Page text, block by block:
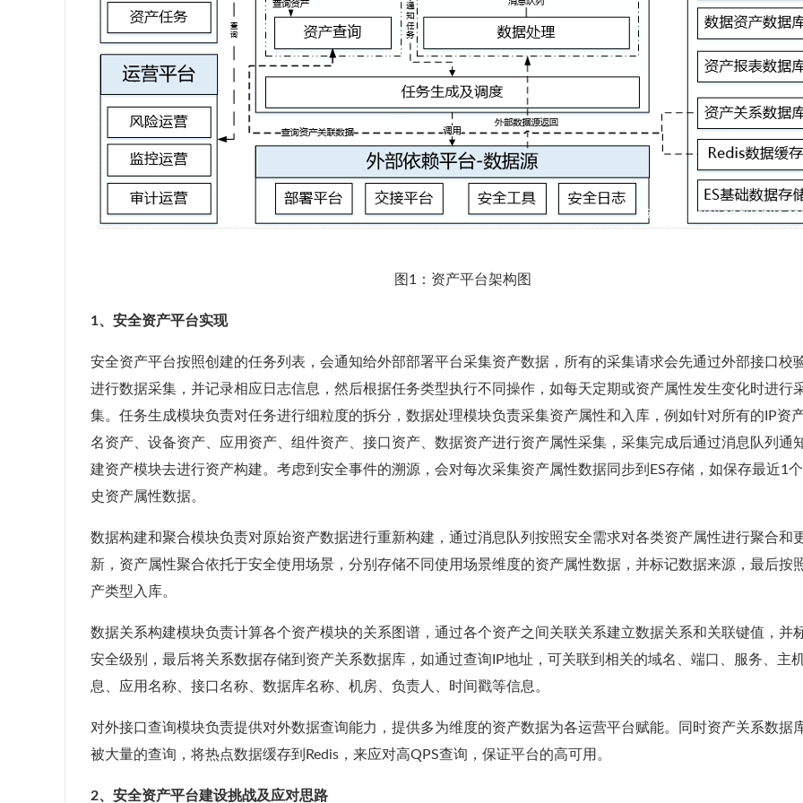
图1：资产平台架构图
1、安全资产平台实现
安全资产平台按照创建的任务列表，会通知给外部部署平台采集资产数据，所有的采集请求会先通过外部接口校
进行数据采集，并记录相应日志信息，然后根据任务类型执行不同操作，如每天定期或资产属性发生变化时进行
集。任务生成模块负责对任务进行细粒度的拆分，数据处理模块负责采集资产属性和入库，例如针对所有的IP资
名资产、设备资产、应用资产、组件资产、接口资产、数据资产进行资产属性采集，采集完成后通过消息队列通
建资产模块去进行资产构建。考虑到安全事件的溯源，会对每次采集资产属性数据同步到ES存储，如保存最近1
史资产属性数据。
数据构建和聚合模块负责对原始资产数据进行重新构建，通过消息队列按照安全需求对各类资产属性进行聚合和
新，资产属性聚合依托于安全使用场景，分别存储不同使用场景维度的资产属性数据，并标记数据来源，最后按
产类型入库。
数据关系构建模块负责计算各个资产模块的关系图谱，通过各个资产之间关联关系建立数据关系和关联键值，并
安全级别，最后将关系数据存储到资产关系数据库，如通过查询IP地址，可关联到相关的域名、端口、服务、主
息、应用名称、接口名称、数据库名称、机房、负责人、时间戳等信息。
对外接口查询模块负责提供对外数据查询能力，提供多为维度的资产数据为各运营平台赋能。同时资产关系数据
被大量的查询，将热点数据缓存到Redis，来应对高QPS查询，保证平台的高可用。
2、安全资产平台建设挑战及应对思路